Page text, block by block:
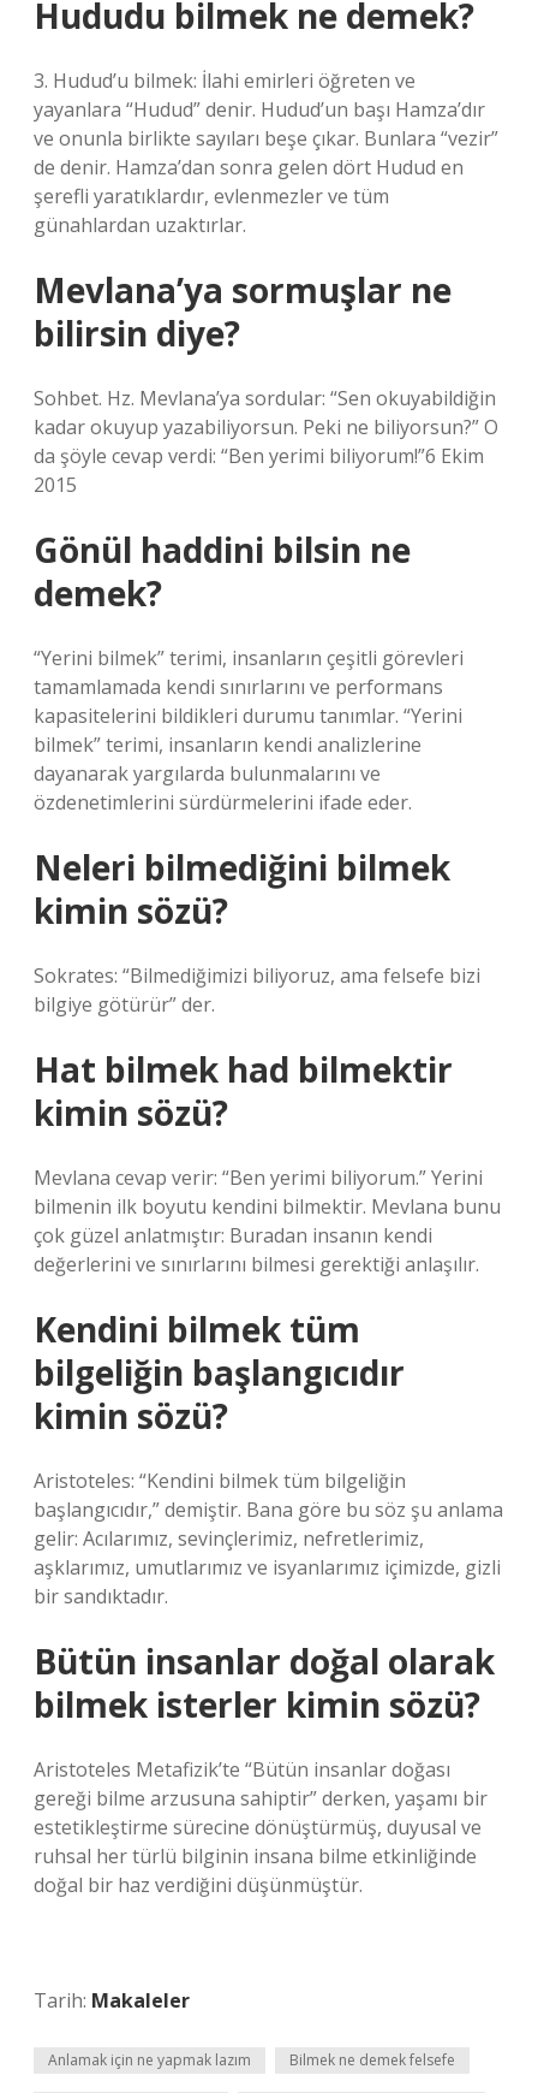
Hududu bilmek ne demek?
3. Hudud’u bilmek: İlahi emirleri öğreten ve
yayanlara “Hudud” denir. Hudud’un başı Hamza’dır
ve onunla birlikte sayıları beşe çıkar. Bunlara “vezir”
de denir. Hamza’dan sonra gelen dört Hudud en
şerefli yaratıklardır, evlenmezler ve tüm
günahlardan uzaktırlar.
Mevlana’ya sormuşlar ne
bilirsin diye?
Sohbet. Hz. Mevlana’ya sordular: “Sen okuyabildiğin
kadar okuyup yazabiliyorsun. Peki ne biliyorsun?” O
da şöyle cevap verdi: “Ben yerimi biliyorum!”6 Ekim
2015
Gönül haddini bilsin ne
demek?
“Yerini bilmek” terimi, insanların çeşitli görevleri
tamamlamada kendi sınırlarını ve performans
kapasitelerini bildikleri durumu tanımlar. “Yerini
bilmek” terimi, insanların kendi analizlerine
dayanarak yargılarda bulunmalarını ve
özdenetimlerini sürdürmelerini ifade eder.
Neleri bilmediğini bilmek
kimin sözü?
Sokrates: “Bilmediğimizi biliyoruz, ama felsefe bizi
bilgiye götürür” der.
Hat bilmek had bilmektir
kimin sözü?
Mevlana cevap verir: “Ben yerimi biliyorum.” Yerini
bilmenin ilk boyutu kendini bilmektir. Mevlana bunu
çok güzel anlatmıştır: Buradan insanın kendi
değerlerini ve sınırlarını bilmesi gerektiği anlaşılır.
Kendini bilmek tüm
bilgeliğin başlangıcıdır
kimin sözü?
Aristoteles: “Kendini bilmek tüm bilgeliğin
başlangıcıdır,” demiştir. Bana göre bu söz şu anlama
gelir: Acılarımız, sevinçlerimiz, nefretlerimiz,
aşklarımız, umutlarımız ve isyanlarımız içimizde, gizli
bir sandıktadır.
Bütün insanlar doğal olarak
bilmek isterler kimin sözü?
Aristoteles Metafizik’te “Bütün insanlar doğası
gereği bilme arzusuna sahiptir” derken, yaşamı bir
estetikleştirme sürecine dönüştürmüş, duyusal ve
ruhsal her türlü bilginin insana bilme etkinliğinde
doğal bir haz verdiğini düşünmüştür.
Tarih: Makaleler
Anlamak için ne yapmak lazım Bilmek ne demek felsefe